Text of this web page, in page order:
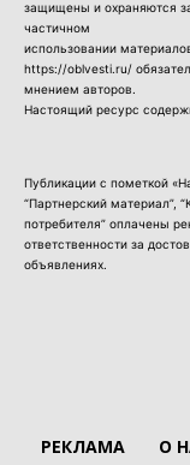
защищены и охраняются
частичном
использовании
https://oblvesti.ru/
мнением авторов.
Настоящий ресурс
Публикации с пометкой
“Партнерский материал”,
потребителя” оплачены
ответственности за
объявлениях.
РЕКЛАМА О